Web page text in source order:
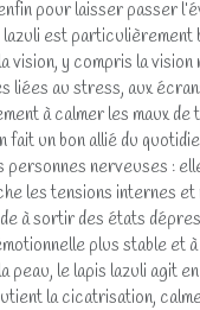
pour laisser passer
lazuli est particulièrement
vision, y compris la
liées au stress, aux
à calmer les maux
fait un bon allié du
personnes nerveuses :
les tensions internes et
à sortir des états
plus stable et
peau, le lapis lazuli agit
la cicatrisation,